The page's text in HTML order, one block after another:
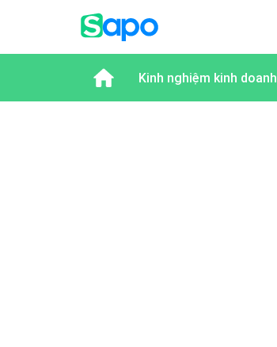
Kinh nghiệm kinh doanh